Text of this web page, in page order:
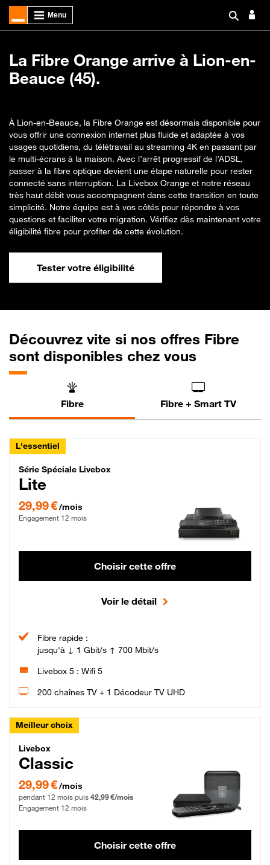
La Fibre Orange arrive à Lion-en-
Beauce (45).
À Lion-en-Beauce, la Fibre Orange est désormais disponible pour
vous offrir une connexion internet plus fluide et adaptée à vos
usages quotidiens, du télétravail au streaming 4K en passant par
le multi-écrans à la maison. Avec l’arrêt progressif de l’ADSL,
passer à la fibre optique devient une étape naturelle pour rester
connecté sans interruption. La Livebox Orange et notre réseau
très haut débit vous accompagnent dans cette transition en toute
simplicité. Notre équipe est à vos côtés pour répondre à vos
questions et faciliter votre migration. Vérifiez dès maintenant votre
éligibilité fibre pour profiter de cette évolution.
Tester votre éligibilité
Découvrez vite si nos offres Fibre
sont disponibles chez vous
Fibre Fibre + Smart TV
L'essentiel
Série Spéciale Livebox Lite Fibre
Série Spéciale Livebox
Lite
29,99 €/mois
Engagement 12 mois
Choisir cette offre
Voir le détail
Fibre rapide :
jusqu'à ↓ 1 Gbit/s ↑ 700 Mbit/s
Livebox 5 : Wifi 5
200 chaînes TV + 1 Décodeur TV UHD
Meilleur choix
Livebox Classic Fibre
Livebox
Classic
29,99 € par mois pendant 12 mois puis 42,99 € par mois, Engagement 12 mois
29,99 €/mois
pendant 12 mois puis 42,99 €/mois
Engagement 12 mois
Choisir cette offre